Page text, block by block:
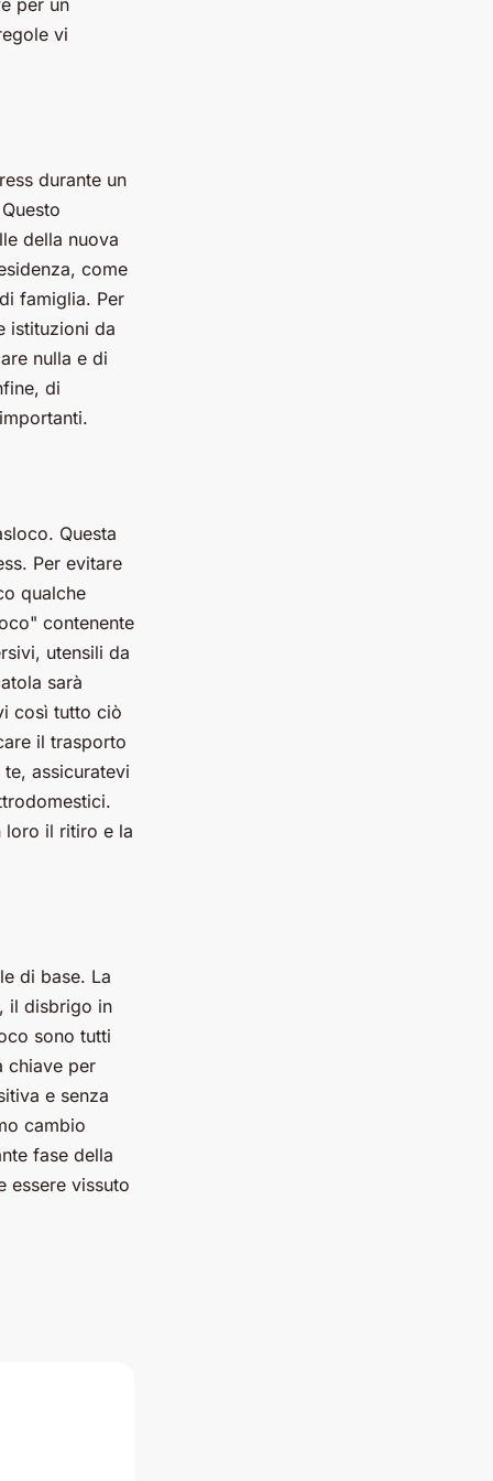
per un
vi
durante un
della nuova
come
famiglia. Per
istituzioni da
nulla e di
di
Questa
Per evitare
qualche
contenente
utensili da
sarà
così tutto ciò
il trasporto
assicuratevi
loro il ritiro e la
di base. La
il disbrigo in
sono tutti
chiave per
e senza
cambio
fase della
essere vissuto